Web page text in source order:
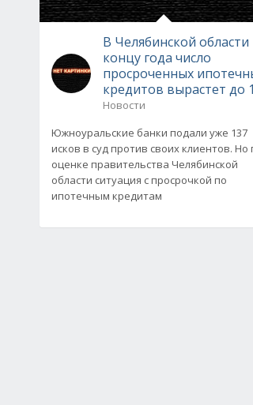
В Челябинской области
концу года число
просроченных
кредитов вырастет до
Новости
Южноуральские банки подали уже 137
исков в суд против своих клиентов. Но
оценке правительства Челябинской
области ситуация с просрочкой по
ипотечным кредитам